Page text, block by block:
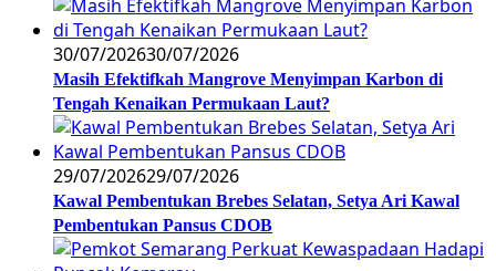
30/07/202630/07/2026
Masih Efektifkah Mangrove Menyimpan Karbon di
Tengah Kenaikan Permukaan Laut?
29/07/202629/07/2026
Kawal Pembentukan Brebes Selatan, Setya Ari Kawal
Pembentukan Pansus CDOB